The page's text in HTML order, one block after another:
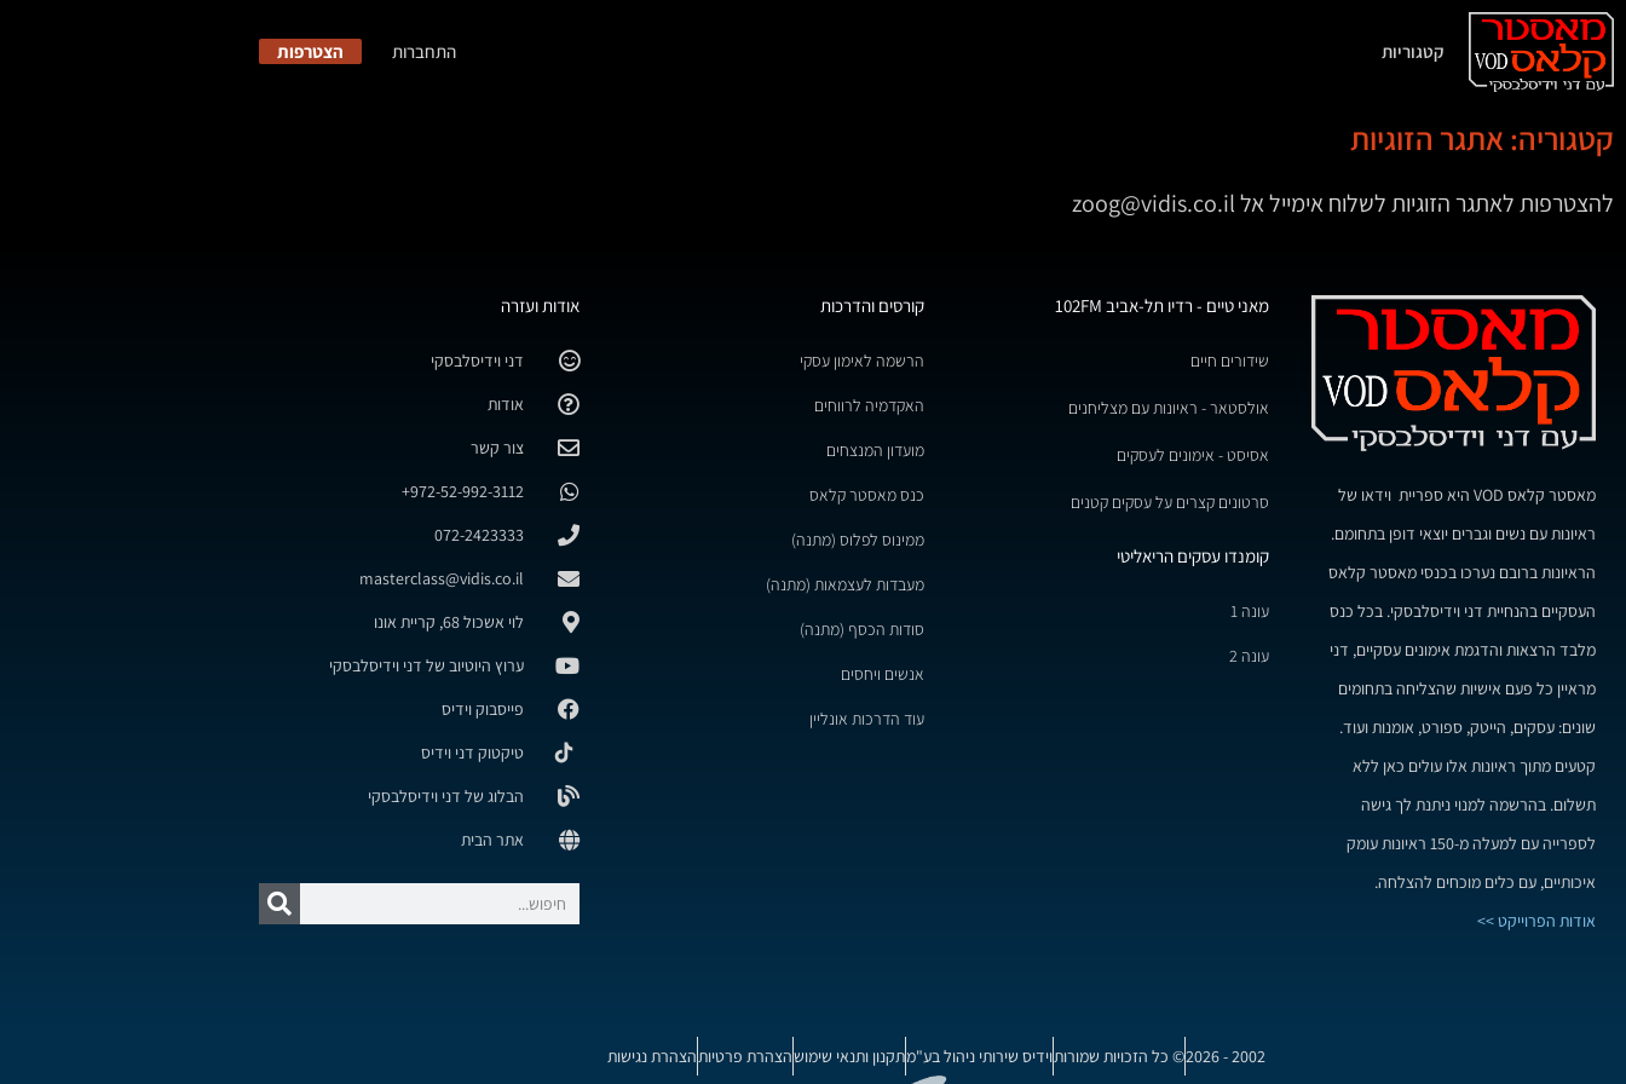
קטגוריות התחברות הצטרפות
קטגוריה: אתגר הזוגיות
להצטרפות לאתגר הזוגיות לשלוח אימייל אל zoog@vidis.co.il
מאסטר קלאס VOD היא ספריית וידאו של
ראיונות עם נשים וגברים יוצאי דופן בתחומם.
הראיונות ברובם נערכו בכנסי מאסטר קלאס
העסקיים בהנחיית דני וידיסלבסקי. בכל כנס
מלבד הרצאות והדגמת אימונים עסקיים, דני
מראיין כל פעם אישיות שהצליחה בתחומים
שונים: עסקים, הייטק, ספורט, אומנות ועוד.
קטעים מתוך ראיונות אלו עולים כאן ללא
תשלום. בהרשמה למנוי ניתנת לך גישה
לספרייה עם למעלה מ-150 ראיונות עומק
איכותיים, עם כלים מוכחים להצלחה.
אודות הפרוייקט >>
מאני טיים - רדיו תל-אביב 102FM
שידורים חיים
אולסטאר - ראיונות עם מצליחנים
אסיסט - אימונים לעסקים
סרטונים קצרים על עסקים קטנים
קומנדו עסקים הריאליטי
עונה 1
עונה 2
קורסים והדרכות
הרשמה לאימון עסקי
האקדמיה לרווחים
מועדון המנצחים
כנס מאסטר קלאס
ממינוס לפלוס (מתנה)
מעבדות לעצמאות (מתנה)
סודות הכסף (מתנה)
אנשים ויחסים
עוד הדרכות אונליין
אודות ועזרה
דני וידיסלבסקי
אודות
צור קשר
972-52-992-3112+
072-2423333
masterclass@vidis.co.il
לוי אשכול 68, קריית אונו
ערוץ היוטיוב של דני וידיסלבסקי
פייסבוק וידיס
טיקטוק דני וידיס
הבלוג של דני וידיסלבסקי
אתר הבית
2002 - 2026 © כל הזכויות שמורותוידיס שירותי ניהול בע"מתקנון ותנאי שימושהצהרת פרטיותהצהרת נגישות